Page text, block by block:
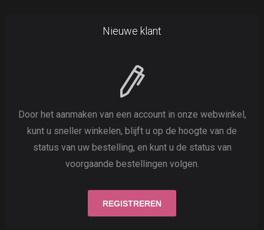
Nieuwe klant
Door het aanmaken van een account in onze webwinkel,
kunt u sneller winkelen, blijft u op de hoogte van de
status van uw bestelling, en kunt u de status van
voorgaande bestellingen volgen.